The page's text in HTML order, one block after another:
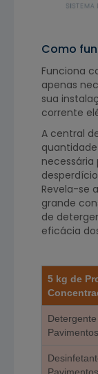
Como
Funciona
apenas
sua
corrente
A central
Revela-se
grande
de
eficácia
5 kg de
Detergente
Pavimentos
Pavimentos